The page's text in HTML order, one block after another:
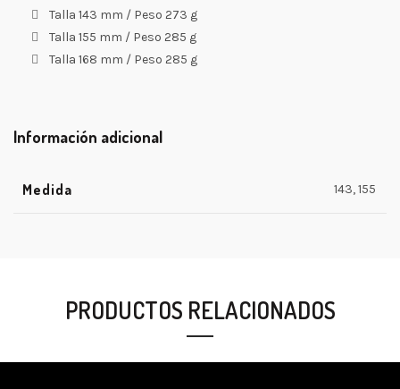
Talla 143 mm / Peso 273 g
Talla 155 mm / Peso 285 g
Talla 168 mm / Peso 285 g
Información adicional
Medida 143, 155
PRODUCTOS RELACIONADOS